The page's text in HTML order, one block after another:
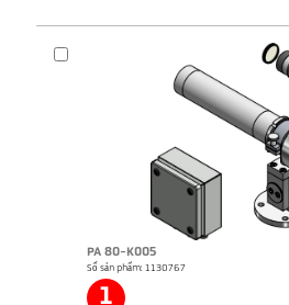
Bản vẻ PA 83-K012
PA 80-K005
Số sản phẩm: 1130767
1